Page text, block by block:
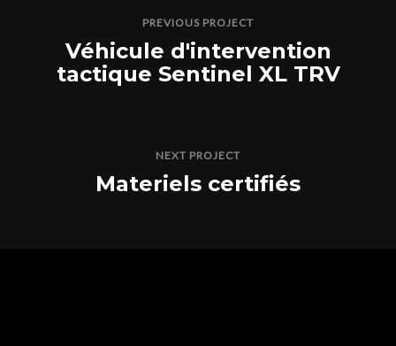
PREVIOUS PROJECT
Véhicule d'intervention
tactique Sentinel XL TRV
NEXT PROJECT
Materiels certifiés